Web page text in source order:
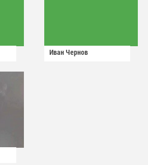
Иван Чернов